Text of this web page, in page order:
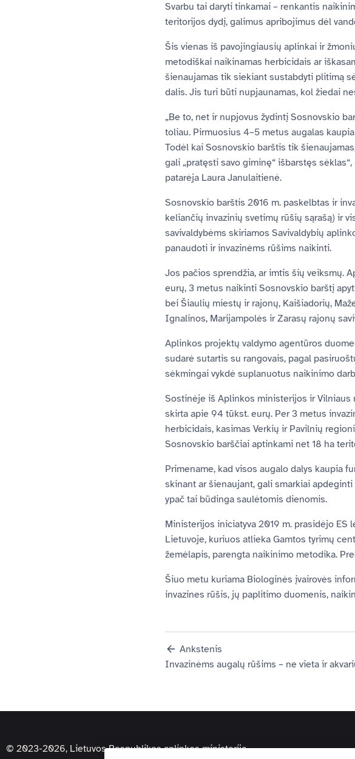
Svarbu tai daryti tinkamai – renkantis
teritorijos dydį, galimus apribojimus dėl
Šis vienas iš pavojingiausių aplinkai ir
metodiškai naikinamas herbicidais ar
šienaujamas tik siekiant sustabdyti plitimą
dalis. Jis turi būti nupjaunamas, kol žiedai
„Be to, net ir nupjovus žydintį Sosnovskio
toliau. Pirmuosius 4–5 metus augalas
Todėl kai Sosnovskio barštis tik
gali „pratęsti savo giminę“ išbarstęs
patarėja Laura Janulaitienė.
Sosnovskio barštis 2016 m. paskelbtas ir
keliančių invazinių svetimų rūšių sąrašą) ir
savivaldybėms skiriamos Savivaldybių
panaudoti ir invazinėms rūšims naikinti.
Jos pačios sprendžia, ar imtis šių veiksmų.
eurų, 3 metus naikinti Sosnovskio barštį
bei Šiaulių miestų ir rajonų, Kaišiadorių,
Ignalinos, Marijampolės ir Zarasų rajonų
Aplinkos projektų valdymo agentūros
sudarė sutartis su rangovais, pagal
sėkmingai vykdė suplanuotus naikinimo
Sostinėje iš Aplinkos ministerijos ir Vilniaus
skirta apie 94 tūkst. eurų. Per 3 metus
herbicidais, kasimas Verkių ir Pavilnių
Sosnovskio barščiai aptinkami net 18 ha
Primename, kad visos augalo dalys kaupia
skinant ar šienaujant, gali smarkiai
ypač tai būdinga saulėtomis dienomis.
Ministerijos iniciatyva 2019 m. prasidėjo
Lietuvoje, kuriuos atlieka Gamtos tyrimų
žemėlapis, parengta naikinimo metodika.
Šiuo metu kuriama Biologinės įvairovės
invazines rūšis, jų paplitimo duomenis,
Ankstenis
Invazinėms augalų rūšims – ne vieta ir
© 2023-2026, Lietuvos Respublikos aplinkos ministerija